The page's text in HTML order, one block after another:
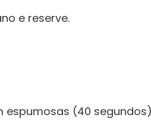
e reserve.
espumosas (40